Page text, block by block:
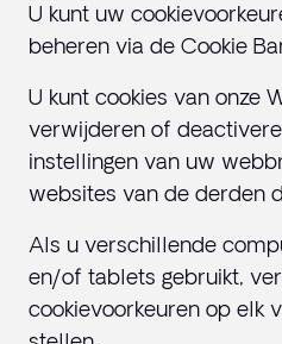
U kunt uw
beheren via de Cookie
U kunt cookies van onze
verwijderen of
instellingen van uw
websites van de derden
Als u verschillende
en/of tablets gebruikt,
cookievoorkeuren op elk